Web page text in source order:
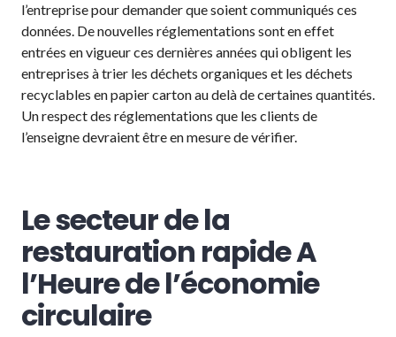
l’entreprise pour demander que soient communiqués ces
données. De nouvelles réglementations sont en effet
entrées en vigueur ces dernières années qui obligent les
entreprises à trier les déchets organiques et les déchets
recyclables en papier carton au delà de certaines quantités.
Un respect des réglementations que les clients de
l’enseigne devraient être en mesure de vérifier.
Le secteur de la
restauration rapide A
l’Heure de l’économie
circulaire